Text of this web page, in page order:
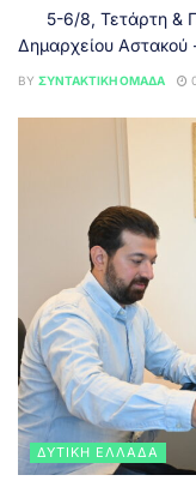
5-6/8, Τετάρτη &
Δημαρχείου Αστακού
BY ΣΥΝΤΑΚΤΙΚΉ ΟΜΆΔΑ
ΔΥΤΙΚΉ ΕΛΛΆΔΑ